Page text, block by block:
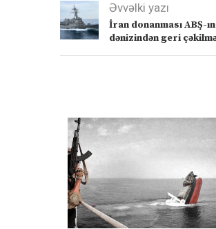
Əvvəlki yazı
İran donanması ABŞ-
dənizindən geri